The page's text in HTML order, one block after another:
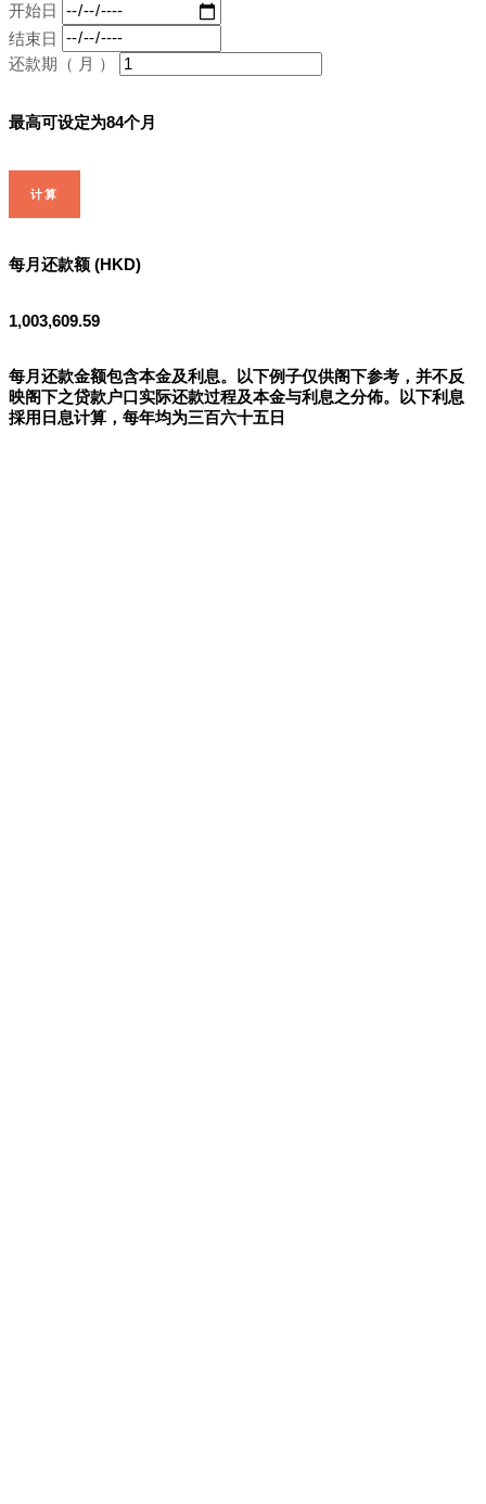
开始日
结束日
还款期（ 月 ）
最高可设定为84个月
计算
每月还款额 (HKD)
1,003,609.59
每月还款金额包含本金及利息。以下例子仅供阁下参考，并不反
映阁下之贷款户口实际还款过程及本金与利息之分佈。以下利息
採用日息计算，每年均为三百六十五日